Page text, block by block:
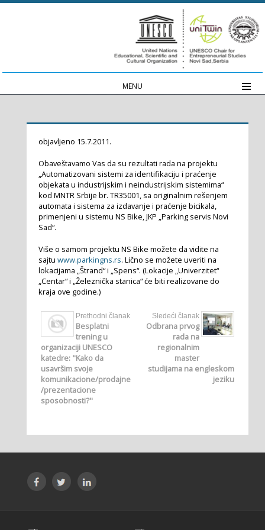
MENU
objavljeno 15.7.2011.
Obaveštavamo Vas da su rezultati rada na projektu
„Automatizovani sistemi za identifikaciju i praćenje
objekata u industrijskim i neindustrijskim sistemima“
kod MNTR Srbije br. TR35001, sa originalnim rešenjem
automata i sistema za izdavanje i praćenje bicikala,
primenjeni u sistemu NS Bike, JKP „Parking servis Novi
Sad“.
Više o samom projektu NS Bike možete da vidite na
sajtu www.parkingns.rs. Lično se možete uveriti na
lokacijama „Štrand“ i „Spens“. (Lokacije „Univerzitet“
„Centar“ i „Železnička stanica“ će biti realizovane do
kraja ove godine.)
Prethodni članak
Besplatni
trening u
organizaciji UNESCO
katedre: "Kako da
usavršim svoje
komunikacione/prodajne
/prezentacione
sposobnosti?"
Sledeći članak
Odbrana prvog
rada na
regionalnim
master
studijama na engleskom
jeziku